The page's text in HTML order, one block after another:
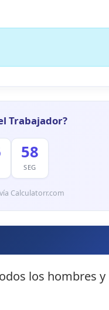
Trabajador?
57
SEG
Calculatorr.com
los hombres